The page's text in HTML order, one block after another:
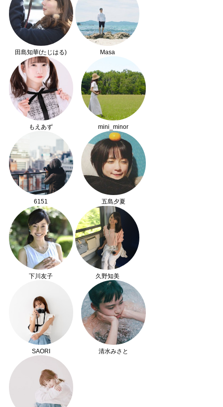
田島知華(たじはる) Masa
もえあず mini_minor
6151 五島夕夏
下川友子 久野知美
SAORI 清水みさと